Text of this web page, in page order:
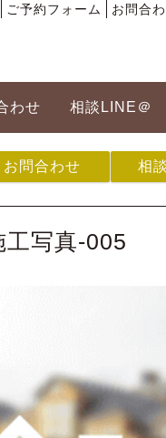
ご予約フォーム お問合
わせ 相談LINE＠
お問合わせ 相
工写真-005